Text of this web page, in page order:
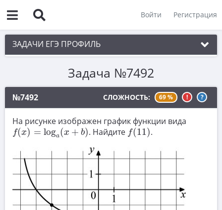
Войти Регистрация
ЗАДАЧИ ЕГЭ ПРОФИЛЬ
1. Планиметрия
2. Векторы
3. Стереометрия
4. Классическое определение вероятности
6. Уравнения
7. Нахождение значений выражений
8. Производная
Задача №7492
№7492 СЛОЖНОСТЬ: 69 % ! ?
На рисунке изображен график функции вида
f(x) = loga(x + b)
f(x)=loga(x+b) . Найдите f(11)
f(11) .